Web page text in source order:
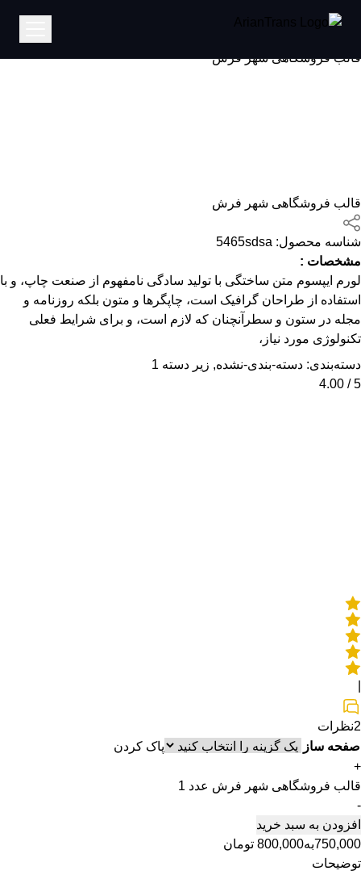
خانه قالب فروشگاهی شهر فرش
قالب فروشگاهی شهر فرش
قالب فروشگاهی شهر فرش
شناسه محصول: 5465sdsa
مشخصات :
لورم ایپسوم متن ساختگی با تولید سادگی نامفهوم از صنعت چاپ، و با
استفاده از طراحان گرافیک است، چاپگرها و متون بلکه روزنامه و
مجله در ستون و سطرآنچنان که لازم است، و برای شرایط فعلی
تکنولوژی مورد نیاز،
دسته‌بندی: دسته-بندی-نشده, زیر دسته 1
5 /
4.00
2نظرات
صفحه ساز
پاک کردن
+
قالب فروشگاهی شهر فرش عدد
-
افزودن به سبد خرید
750,000به800,000 تومان
توضیحات